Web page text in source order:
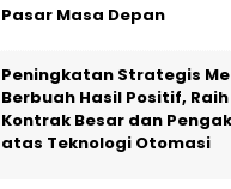
Pasar Masa Depan
Peningkatan Strategis
Berbuah Hasil Positif,
Kontrak Besar dan
atas Teknologi Otomasi